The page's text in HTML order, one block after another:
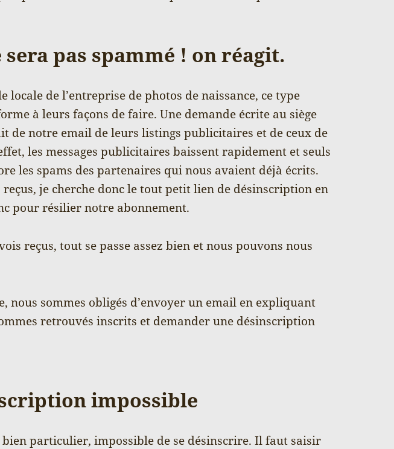
sera pas spammé ! on réagit.
locale de l’entreprise de photos de naissance, ce type
à leurs façons de faire. Une demande écrite au siège
de notre email de leurs listings publicitaires et de ceux de
les messages publicitaires baissent rapidement et seuls
les spams des partenaires qui nous avaient déjà écrits.
reçus, je cherche donc le tout petit lien de désinscription en
pour résilier notre abonnement.
reçus, tout se passe assez bien et nous pouvons nous
nous sommes obligés d’envoyer un email en expliquant
retrouvés inscrits et demander une désinscription
impossible
particulier, impossible de se désinscrire. Il faut saisir